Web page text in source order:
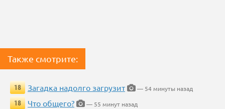
Также смотрите:
18 Загадка надолго загрузит
— 54 минуты назад
18
Что общего?
— 55 минут назад